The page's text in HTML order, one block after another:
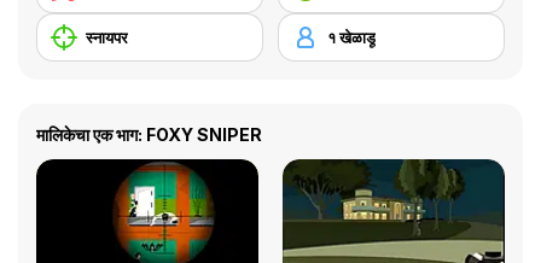
स्नायपर १ खेळाडू
मालिकेचा एक भाग: FOXY SNIPER